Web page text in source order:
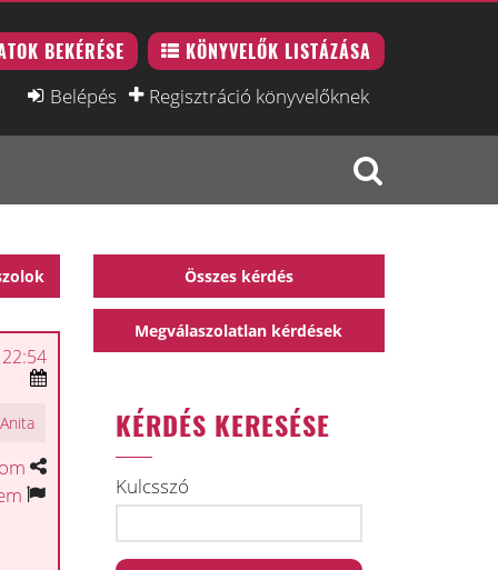
BEKÉRÉSE KÖNYVELŐK LISTÁZÁSA
Belépés Regisztráció könyvelőknek
Anita
Összes kérdés
Megválaszolatlan kérdések
KÉRDÉS KERESÉSE
Kulcsszó